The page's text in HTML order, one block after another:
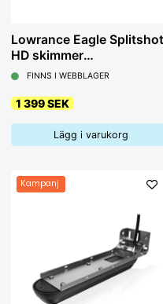
Lowrance Eagle Splitshot
HD skimmer
akterspegelsgivare
FINNS I WEBBLAGER
1 399 SEK
Lägg i varukorg
Kampanj